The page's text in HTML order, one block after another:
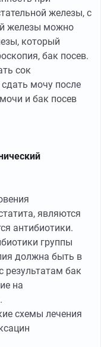
железы, с
железы можно
который
бак посев.
сок
мочу после
и бак посев
являются
антибиотики.
группы
должна быть в
результатам бак
на
схемы лечения